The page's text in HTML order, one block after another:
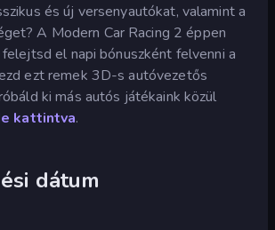
és új versenyautókat, valamint a
A Modern Car Racing 2 éppen
el napi bónuszként felvenni a
ezt remek 3D-s autóvezetős
ki más autós játékaink közül
kattintva.
dátum